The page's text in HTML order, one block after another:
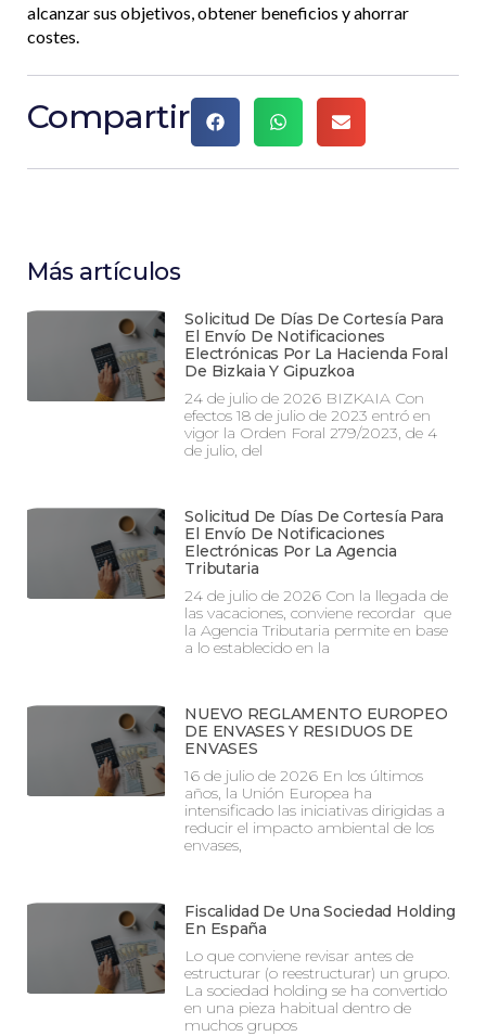
alcanzar sus objetivos, obtener beneficios y ahorrar
costes.
Compartir
Más artículos
Solicitud De Días De Cortesía Para
El Envío De Notificaciones
Electrónicas Por La Hacienda Foral
De Bizkaia Y Gipuzkoa
24 de julio de 2026 BIZKAIA Con
efectos 18 de julio de 2023 entró en
vigor la Orden Foral 279/2023, de 4
de julio, del
Solicitud De Días De Cortesía Para
El Envío De Notificaciones
Electrónicas Por La Agencia
Tributaria
24 de julio de 2026 Con la llegada de
las vacaciones, conviene recordar que
la Agencia Tributaria permite en base
a lo establecido en la
NUEVO REGLAMENTO EUROPEO
DE ENVASES Y RESIDUOS DE
ENVASES
16 de julio de 2026 En los últimos
años, la Unión Europea ha
intensificado las iniciativas dirigidas a
reducir el impacto ambiental de los
envases,
Fiscalidad De Una Sociedad Holding
En España
Lo que conviene revisar antes de
estructurar (o reestructurar) un grupo.
La sociedad holding se ha convertido
en una pieza habitual dentro de
muchos grupos